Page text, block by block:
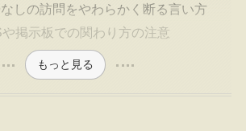
しの訪問をやわらかく断る言い方
掲示板での関わり方の注意
もっと見る